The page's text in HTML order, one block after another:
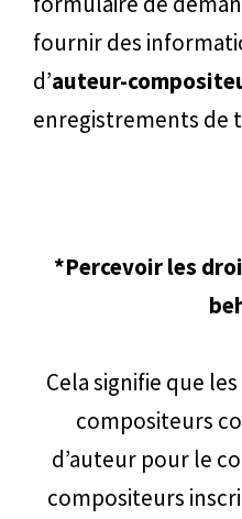
fournir des
d’auteur-
enregistrements de
*Percevoir les
Cela signifie que
compositeurs
d’auteur pour le
compositeurs